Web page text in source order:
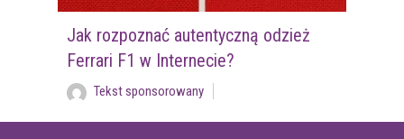
Jak rozpoznać autentyczną odzież
Ferrari F1 w Internecie?
Tekst sponsorowany